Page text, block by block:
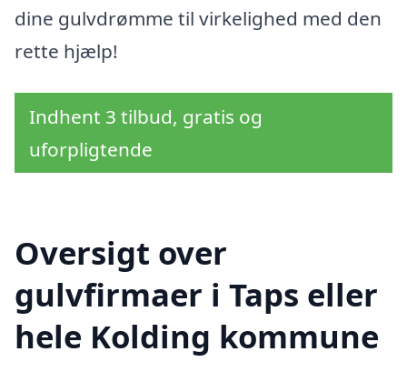
dine gulvdrømme til virkelighed med den
rette hjælp!
Indhent 3 tilbud, gratis og
uforpligtende
Oversigt over
gulvfirmaer i Taps eller
hele Kolding kommune